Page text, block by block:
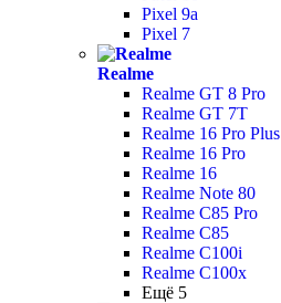
Pixel 9a
Pixel 7
Realme
Realme GT 8 Pro
Realme GT 7T
Realme 16 Pro Plus
Realme 16 Pro
Realme 16
Realme Note 80
Realme C85 Pro
Realme C85
Realme C100i
Realme C100x
Ещё 5